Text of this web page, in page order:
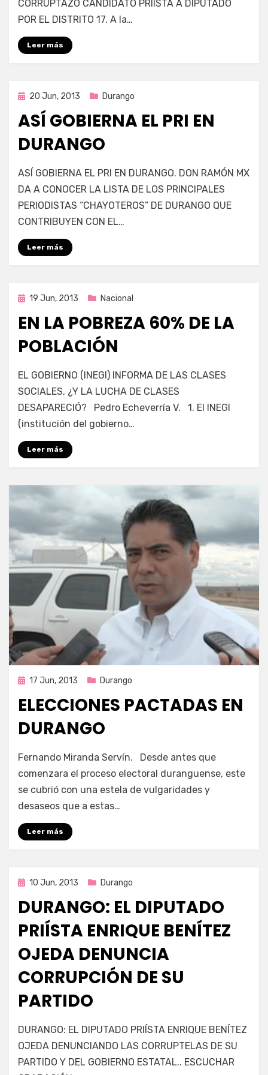
LÓPEZ
DE
CORRUPTAZO CANDIDATO PRIÍSTA A DIPUTADO
POR EL DISTRITO 17. A la…
Leer más
Publicada
20 Jun, 2013 Durango
ASÍ GOBIERNA EL PRI EN
DURANGO
porEnrique
666 comentarios en
gobierna
el
PRI
ASÍ GOBIERNA EL PRI EN DURANGO. DON RAMÓN MX
DA A CONOCER LA LISTA DE LOS PRINCIPALES
PERIODISTAS “CHAYOTEROS” DE DURANGO QUE
CONTRIBUYEN CON EL…
Leer más
Publicada
19 Jun, 2013 Nacional
EN LA POBREZA 60% DE LA
POBLACIÓN
porEnrique
676 comentariosen
la
pobreza
60676
EL GOBIERNO (INEGI) INFORMA DE LAS CLASES
SOCIALES, ¿Y LA LUCHA DE CLASES
DESAPARECIÓ? Pedro Echeverría V. 1. El INEGI
(institución del gobierno…
Leer más
Publicada
17 Jun, 2013 Durango
ELECCIONES PACTADAS EN
DURANGO
Enrique
935 comentarios
en
PACTADAS
EN
DURANGO
Fernando Miranda Servín. Desde antes que
comenzara el proceso electoral duranguense, este
se cubrió con una estela de vulgaridades y
desaseos que a estas…
Leer más
Publicada
10 Jun, 2013 Durango
DURANGO: EL DIPUTADO
PRIÍSTA ENRIQUE BENÍTEZ
OJEDA DENUNCIA
CORRUPCIÓN DE SU
PARTIDO
por Enrique
1,765 comentariosen
El
diputado
DURANGO: EL DIPUTADO PRIÍSTA ENRIQUE BENÍTEZ
OJEDA DENUNCIANDO LAS CORRUPTELAS DE SU
PARTIDO Y DEL GOBIERNO ESTATAL.. ESCUCHAR